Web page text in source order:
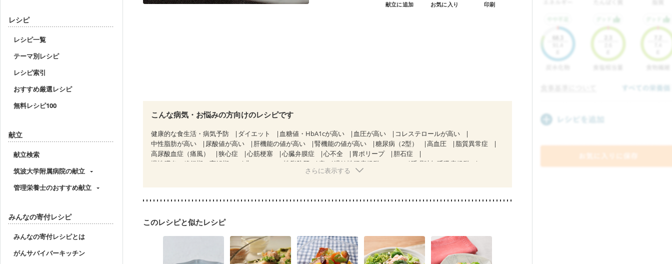
レシピ
レシピ一覧
テーマ別レシピ
レシピ索引
おすすめ厳選レシピ
無料レシピ100
献立
献立検索
筑波大学附属病院の献立
管理栄養士のおすすめ献立
みんなの寄付レシピ
みんなの寄付レシピとは
がんサバイバーキッチン
献立に追加 お気に入り 印刷
こんな病気・お悩みの方向けのレシピです
健康的な食生活・病気予防 ダイエット 血糖値・HbA1cが高い 血圧が高い
コレステロールが高い
中性脂肪が高い
尿酸値が高い 肝機能の値が高い 腎機能の値が高い 糖尿病（2型） 高血圧
脂質異常症
高尿酸血症（痛風）
狭心症 心筋梗塞 心臓弁膜症 心不全 胃ポリープ
胆石症
慢性膵炎（移行期・寛解期）
非アルコール性脂肪肝 痔 過敏性腸症候群（IBS）
睡眠時無呼吸症候群
糖尿病性腎症（第３期）
妊婦健診・血圧が気になる（初期）
妊婦健診・血糖値が気になる（初期） 妊娠高血圧(中期)
妊娠糖尿病(初期)
フレイル（年齢に合わせた体作り）
さらに表示する
このレシピと似たレシピ